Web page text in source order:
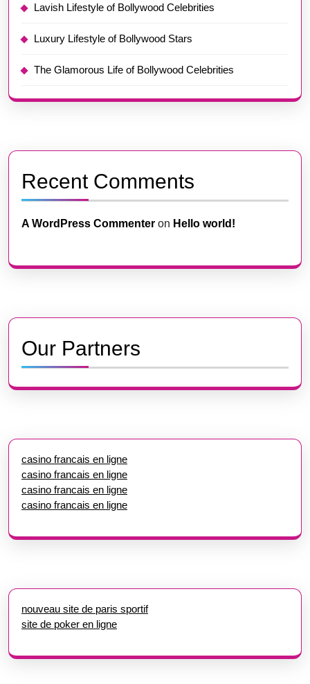
Lavish Lifestyle of Bollywood Celebrities
Luxury Lifestyle of Bollywood Stars
The Glamorous Life of Bollywood Celebrities
Recent Comments
A WordPress Commenter on Hello world!
Our Partners
casino francais en ligne
casino francais en ligne
casino francais en ligne
casino francais en ligne
nouveau site de paris sportif
site de poker en ligne